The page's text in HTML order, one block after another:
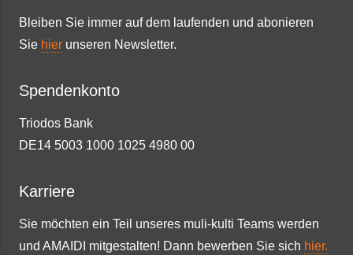
Bleiben Sie immer auf dem laufenden und abonieren
Sie hier unseren Newsletter.
Spendenkonto
Triodos Bank
DE14 5003 1000 1025 4980 00
Karriere
Sie möchten ein Teil unseres muli-kulti Teams werden
und AMAIDI mitgestalten! Dann bewerben Sie sich hier.